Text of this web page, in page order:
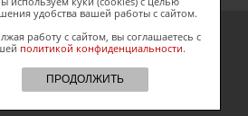
удобства вашей работы с сайтом.
работу с сайтом, вы соглашаетесь с
политикой конфиденциальности.
ПРОДОЛЖИТЬ